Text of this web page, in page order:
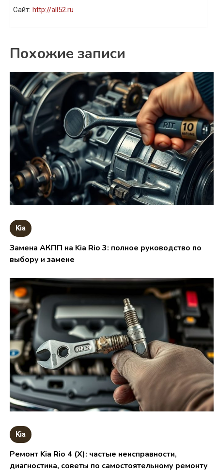
Сайт: http://all52.ru
Похожие записи
Kia
Замена АКПП на Kia Rio 3: полное руководство по
выбору и замене
Kia
Ремонт Kia Rio 4 (X): частые неисправности,
диагностика, советы по самостоятельному ремонту